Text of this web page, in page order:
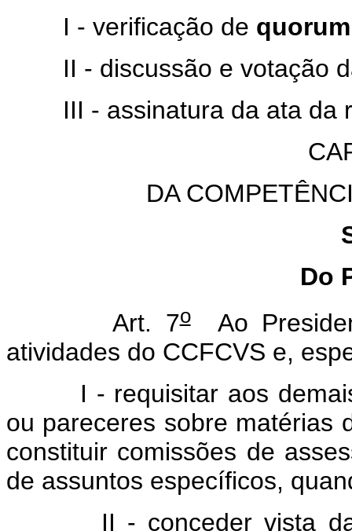
I - verificação de quorum
II - discussão e votação
III - assinatura da ata da
DA
Do
Art. 7oAo
atividades do CCFCVS e,
I - requisitar aos demais
ou pareceres sobre matérias
constituir comissões de
de assuntos específicos,
II - conceder vista da